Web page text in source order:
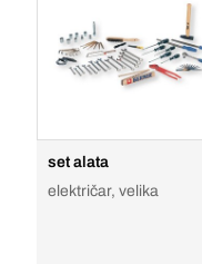
set alata
električar, velika